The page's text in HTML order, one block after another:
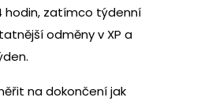
hodin, zatímco týdenní
odměny v XP a
na dokončení jak